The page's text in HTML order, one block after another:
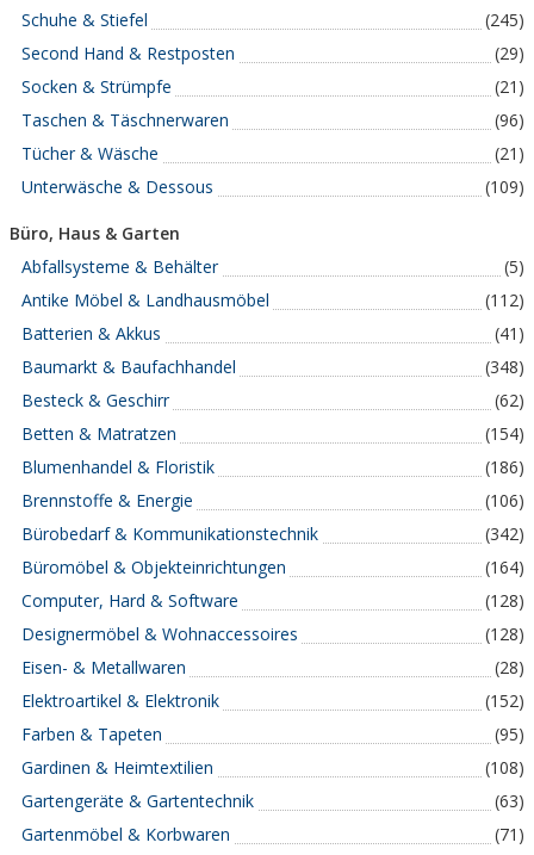
Schuhe & Stiefel
(245)
Second Hand & Restposten
(29)
Socken & Strümpfe
(21)
Taschen & Täschnerwaren
(96)
Tücher & Wäsche
(21)
Unterwäsche & Dessous
(109)
Büro, Haus & Garten
Abfallsysteme & Behälter
(5)
Antike Möbel & Landhausmöbel
(112)
Batterien & Akkus
(41)
Baumarkt & Baufachhandel
(348)
Besteck & Geschirr
(62)
Betten & Matratzen
(154)
Blumenhandel & Floristik
(186)
Brennstoffe & Energie
(106)
Bürobedarf & Kommunikationstechnik
(342)
Büromöbel & Objekteinrichtungen
(164)
Computer, Hard & Software
(128)
Designermöbel & Wohnaccessoires
(128)
Eisen- & Metallwaren
(28)
Elektroartikel & Elektronik
(152)
Farben & Tapeten
(95)
Gardinen & Heimtextilien
(108)
Gartengeräte & Gartentechnik
(63)
Gartenmöbel & Korbwaren
(71)